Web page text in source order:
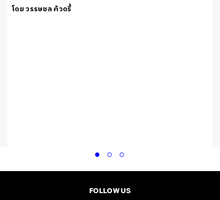
โดย วรรษชล คัวดรี้
FOLLOW US